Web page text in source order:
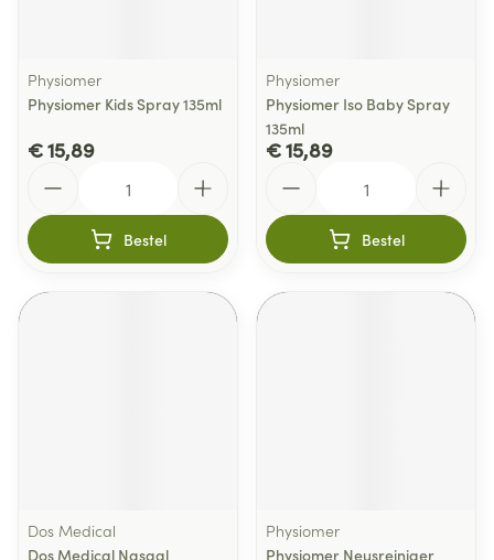
Physiomer
Physiomer Kids Spray 135ml
€ 15,89
Bestel
Physiomer
Physiomer Iso Baby Spray
135ml
€ 15,89
Bestel
Dos Medical
Dos Medical Nasaal
Physiomer
Physiomer Neusreiniger